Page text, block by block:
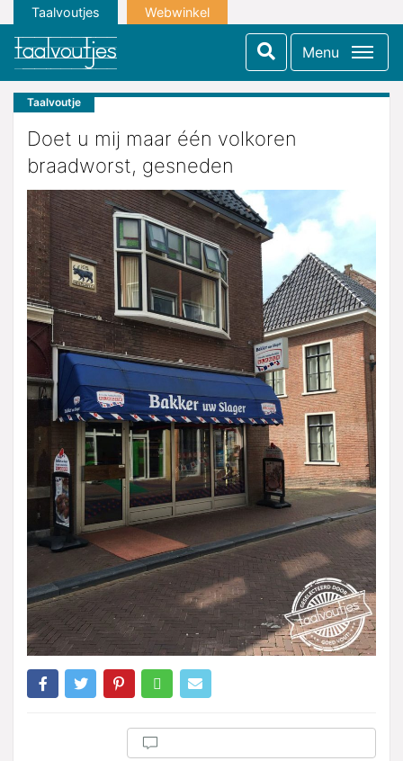
Taalvoutjes Webwinkel
Menu
Taalvoutje
Doet u mij maar één volkoren
braadworst, gesneden